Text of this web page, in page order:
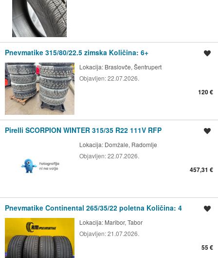
Pnevmatike 315/80/22.5 zimska Količina: 6+
Lokacija: Braslovče, Šentrupert
Objavljen:22.07.2026.
120 €
Pirelli SCORPION WINTER 315/35 R22 111V RFP
Lokacija: Domžale, Radomlje
Objavljen:22.07.2026.
457,31 €
Pnevmatike Continental 265/35/22 poletna Količina: 4
Lokacija: Maribor, Tabor
Objavljen:21.07.2026.
55 €